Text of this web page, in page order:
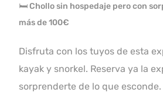
🛏 Chollo sin hospedaje pero con
más de 100€
Disfruta con los tuyos de esta
kayak y snorkel. Reserva ya la
sorprenderte de lo que esconde.